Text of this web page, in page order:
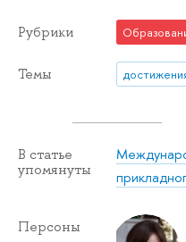
Рубрики
Темы
В статье
упомянуты
Персоны